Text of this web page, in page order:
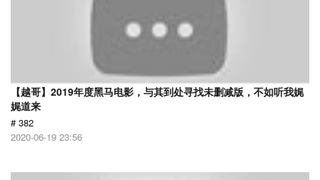
【越哥】2019年度黑马电影，与其到处寻找未删减版，不如听我娓
娓道来
# 382
2020-06-19 23:56